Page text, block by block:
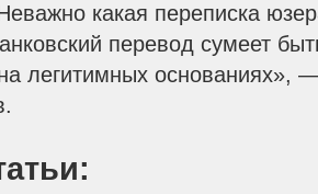
какая переписка
перевод сумеет
легитимных основаниях»,